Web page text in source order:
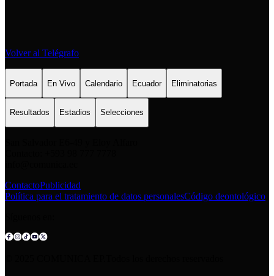
Volver al Telégrafo
Portada En Vivo Calendario Ecuador Eliminatorias
Resultados Estadios Selecciones
ContactoPublicidad
Política para el tratamiento de datos personalesCódigo deontológico